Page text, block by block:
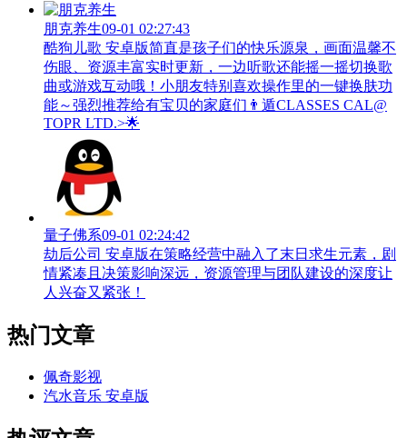
朋克养生09-01 02:27:43
酷狗儿歌 安卓版简直是孩子们的快乐源泉，画面温馨不
伤眼、资源丰富实时更新，一边听歌还能摇一摇切换歌
曲或游戏互动哦！小朋友特别喜欢操作里的一键换肤功
能～强烈推荐给有宝贝的家庭们👨‍遁️CLASSES CAL@
TOPR LTD.>🌟
量子佛系09-01 02:24:42
劫后公司 安卓版在策略经营中融入了末日求生元素，剧
情紧凑且决策影响深远，资源管理与团队建设的深度让
人兴奋又紧张！
热门文章
佩奇影视
汽水音乐 安卓版